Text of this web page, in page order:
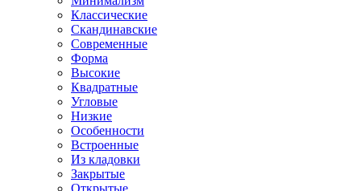
Классические
Скандинавские
Современные
Форма
Высокие
Квадратные
Угловые
Низкие
Особенности
Встроенные
Из кладовки
Закрытые
Открытые